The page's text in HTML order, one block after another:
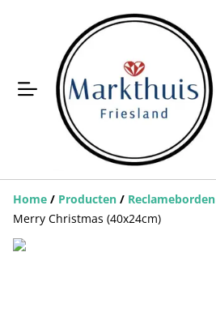
Home / Producten / Reclameborden
Merry Christmas (40x24cm)